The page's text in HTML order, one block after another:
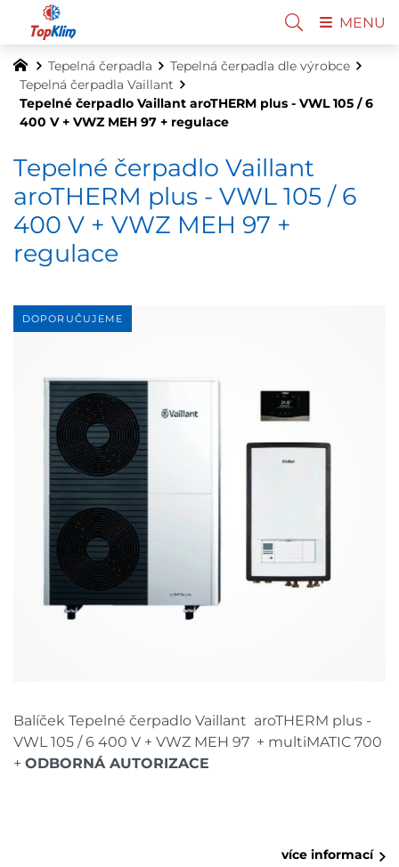
Tepelná čerpadla
Tepelná čerpadla dle výrobce
Tepelná čerpadla Vaillant
Tepelné čerpadlo Vaillant aroTHERM plus - VWL 105 / 6
400 V + VWZ MEH 97 + regulace
Tepelné čerpadlo Vaillant
aroTHERM plus - VWL 105 / 6
400 V + VWZ MEH 97 +
regulace
DOPORUČUJEME
Balíček Tepelné čerpadlo Vaillant aroTHERM plus -
VWL 105 / 6 400 V + VWZ MEH 97 + multiMATIC 700
+ ODBORNÁ AUTORIZACE
více informací
MENU